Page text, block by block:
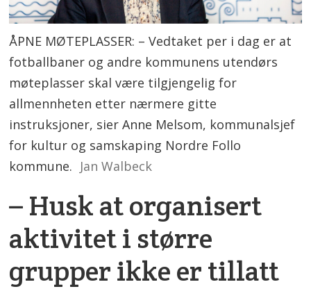
ÅPNE MØTEPLASSER: – Vedtaket per i dag er at
fotballbaner og andre kommunens utendørs
møteplasser skal være tilgjengelig for
allmennheten etter nærmere gitte
instruksjoner, sier Anne Melsom, kommunalsjef
for kultur og samskaping Nordre Follo
kommune. Jan Walbeck
– Husk at organisert
aktivitet i større
grupper ikke er tillatt